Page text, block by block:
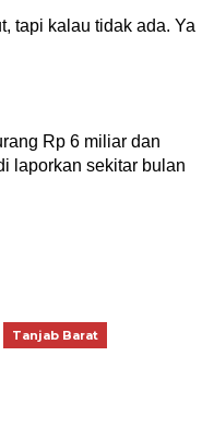
tapi kalau tidak ada. Ya
Rp 6 miliar dan
laporkan sekitar bulan
Tanjab Barat